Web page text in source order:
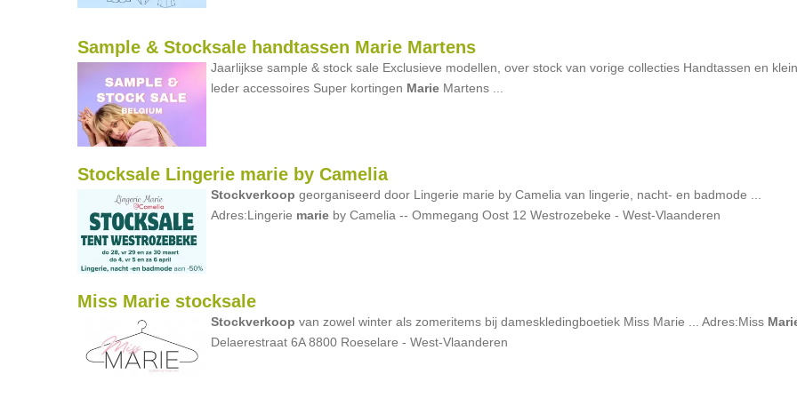
Sample & Stocksale handtassen Marie Martens
Jaarlijkse sample & stock sale Exclusieve modellen, over stock van vorige collecties Handtassen en
leder accessoires Super kortingen Marie Martens ...
Stocksale Lingerie marie by Camelia
Stockverkoop georganiseerd door Lingerie marie by Camelia van lingerie, nacht- en badmode ...
Adres:Lingerie marie by Camelia -- Ommegang Oost 12 Westrozebeke - West-Vlaanderen
Miss Marie stocksale
Stockverkoop van zowel winter als zomeritems bij dameskledingboetiek Miss Marie ... Adres:Miss
Delaerestraat 6A 8800 Roeselare - West-Vlaanderen